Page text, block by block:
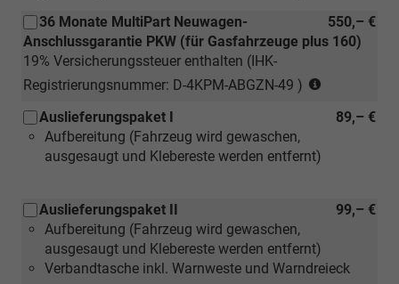
550,– €
36 Monate MultiPart Neuwagen-
Anschlussgarantie PKW (für Gasfahrzeuge plus 160)
19% Versicherungssteuer enthalten (IHK-
Registrierungsnummer: D-4KPM-ABGZN-49 )
Neuwagen)
89,– €
Auslieferungspaket I
Aufbereitung (Fahrzeug wird gewaschen,
ausgesaugt und Klebereste werden entfernt)
99,– €
Auslieferungspaket II
Aufbereitung (Fahrzeug wird gewaschen,
ausgesaugt und Klebereste werden entfernt)
Verbandtasche inkl. Warnweste und Warndreieck